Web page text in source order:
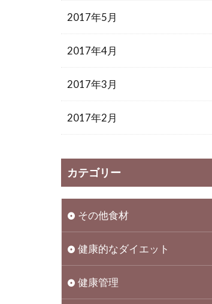
2017年5月
2017年4月
2017年3月
2017年2月
カテゴリー
その他食材
健康的なダイエット
健康管理